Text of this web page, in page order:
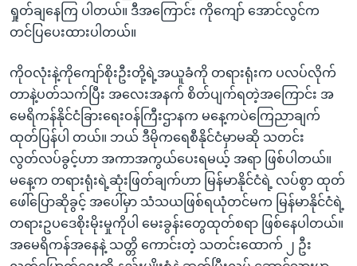
ကျော်
ရန်
ရှုတ်ချနေကြ ပါတယ်။ ဒီအကြောင်း ကိုကျော် အောင်လွင်က
တင်ပြပေးထားပါတယ်။
ကိုဝလုံးနဲ့ကိုကျော်စိုးဦးတို့ရဲ့အယူခံကို တရားရုံးက ပလပ်လိုက်
တာနဲ့ပတ်သက်ပြီး အလေးအနက် စိတ်ပျက်ရတဲ့အကြောင်း အ
မေရိကန်နိုင်ငံခြားရေးဝန်ကြီးဌာနက မနေ့ကပဲကြေညာချက်
ထုတ်ပြန်ပါ တယ်။ ဘယ် ဒီမိုကရေစီနိုင်ငံမှာမဆို သတင်း
လွတ်လပ်ခွင့်ဟာ အကာအကွယ်ပေးရမယ့် အရာ ဖြစ်ပါတယ်။
မနေ့က တရားရုံးရဲ့ဆုံးဖြတ်ချက်ဟာ မြန်မာနိုင်ငံရဲ့ လပ်စွာ ထုတ်
ဖေါ်ပြောဆိုခွင့် အပေါ်မှာ သံသယဖြစ်ရယုံတင်မက မြန်မာနိုင်ငံရဲ့
တရားဥပဒေစိုးမိုးမှုကိုပါ မေးခွန်းတွေထုတ်စရာ ဖြစ်နေပါတယ်။
အမေရိကန်အနေနဲ့ သတ္တိ ကောင်းတဲ့ သတင်းထောက် ၂ ဦး